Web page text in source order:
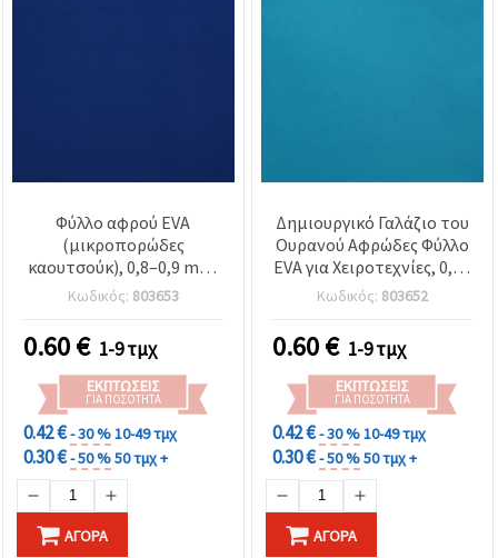
Φύλλο αφρού EVA
(μικροπορώδες
καουτσούκ), 0,8–0,9 mm,
50x50 εκ., ρουά μπλε
Κωδικός: 803653
0.60€ 1-9 τμχ
ΕΚΠΤΏΣΕΙΣ
ΓΙΑ ΠΟΣΌΤΗΤΑ
0.42 €- 30 %10-49 τμχ
0.30 €- 50 %50 τμχ +
ΑΓΟΡΆ
Δημιουργικό Γαλάζιο του
Ουρανού Αφρώδες Φύλλο
EVA για Χειροτεχνίες, 0,8–
0,9 mm, 50x50 cm –
Ιδανικό για χειροποίητες
κατασκευές, σχολικές
εργασίες & DIY ιδέες
Κωδικός: 803652
0.60€ 1-9 τμχ
ΕΚΠΤΏΣΕΙΣ
ΓΙΑ ΠΟΣΌΤΗΤΑ
0.42 €- 30 %10-49 τμχ
0.30 €- 50 %50 τμχ +
ΑΓΟΡΆ